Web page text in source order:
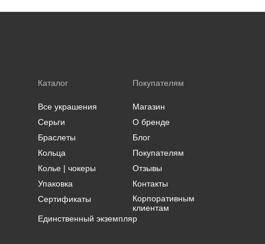
Каталог
Все украшения
Покупателям
Серьги
Браслеты
Кольца
Колье | чокеры
Упаковка
Сертификаты
Единственный экземпляр
Магазин
О бренде
Блог
Покупателям
Отзывы
Контакты
Корпоративным
клиентам